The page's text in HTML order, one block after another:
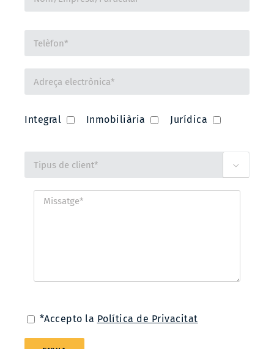
Integral Inmobiliària Jurídica

*Accepto la Política de Privacitat